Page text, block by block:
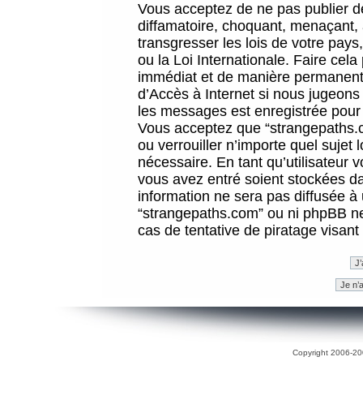
Vous acceptez de ne pas publier
diffamatoire, choquant,
transgresser les lois de votre
ou la Loi Internationale. Faire
immédiat et de manière
d’Accès à Internet si nous
les messages est enregistrée
Vous acceptez que
ou verrouiller n’importe quel sujet
nécessaire. En tant qu’utilisateur
vous avez entré soient stockées
information ne sera pas diffusée
“strangepaths.com” ou ni phpBB
cas de tentative de piratage
Copyright 2006-